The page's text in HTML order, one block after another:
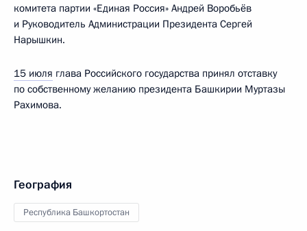
комитета партии «Единая Россия» Андрей Воробьёв
и Руководитель Администрации Президента Сергей
Нарышкин.
15 июля глава Российского государства принял отставку
по собственному желанию президента Башкирии Муртазы
Рахимова.
География
Республика Башкортостан